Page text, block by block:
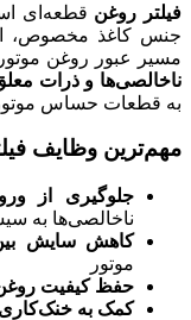
فیلتر روغن قطعه‌ای
جنس کاغذ مخصوص،
مسیر عبور روغن
ناخالصی‌ها و ذرات
به قطعات حساس
مهم‌ترین وظایف
جلوگیری از
ناخالصی‌ها به
کاهش سایش
موتور
حفظ کیفیت روغن
کمک به خنک‌کاری